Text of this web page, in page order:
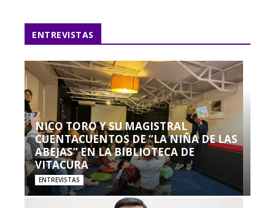
ENTREVISTAS
NICO TORO Y SU MAGISTRAL
CUENTACUENTOS DE “LA NIÑA DE LAS
ABEJAS” EN LA BIBLIOTECA DE
VITACURA
ENTREVISTAS